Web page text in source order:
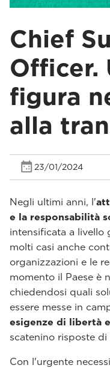
Chief
Officer.
figura
alla
23/01/2024
Negli ultimi anni, l'
e la responsabilità
intensificata a livello
molti casi anche
organizzazioni e le
momento il Paese è
chiedendosi quali
essere messe in
esigenze di libertà
scatenino risposte
Con l'urgente